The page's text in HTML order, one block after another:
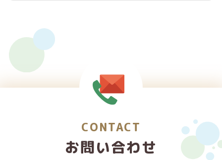
CONTACT
お問い合わせ